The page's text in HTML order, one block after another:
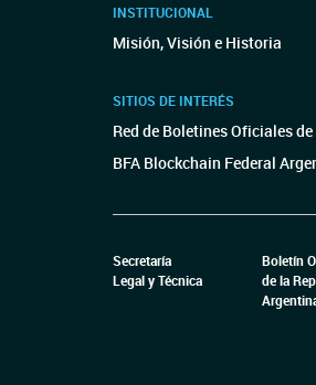
INSTITUCIONAL
Misión, Visión e Historia
SITIOS DE INTERÉS
Red de Boletines Oficiales de
BFA Blockchain Federal
Secretaría
Legal y Técnica
Boletín
de la